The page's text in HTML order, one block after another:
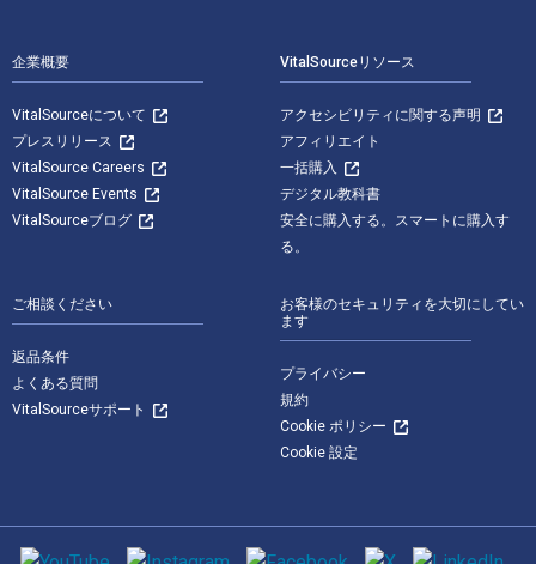
企業概要
VitalSourceについて
プレスリリース
VitalSource Careers
VitalSource Events
VitalSourceブログ
VitalSourceリソース
アクセシビリティに関する声明
アフィリエイト
一括購入
デジタル教科書
安全に購入する。スマートに購入す
る。
ご相談ください
返品条件
よくある質問
VitalSourceサポート
お客様のセキュリティを大切にしてい
ます
プライバシー
規約
Cookie ポリシー
Cookie 設定
ソーシャルメディア